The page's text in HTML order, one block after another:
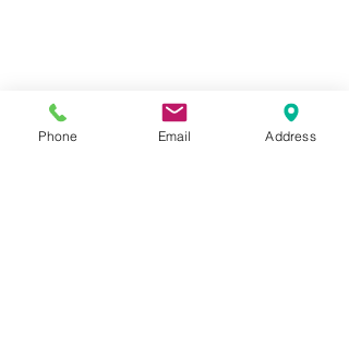
Phone Email Address